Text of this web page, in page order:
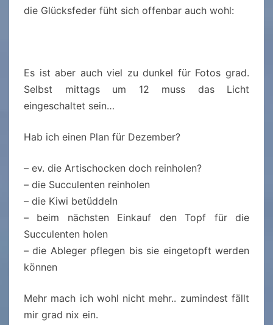
die Glücksfeder füht sich offenbar auch wohl:
Es ist aber auch viel zu dunkel für Fotos grad.
Selbst mittags um 12 muss das Licht
eingeschaltet sein…
Hab ich einen Plan für Dezember?
– ev. die Artischocken doch reinholen?
– die Succulenten reinholen
– die Kiwi betüddeln
– beim nächsten Einkauf den Topf für die
Succulenten holen
– die Ableger pflegen bis sie eingetopft werden
können
Mehr mach ich wohl nicht mehr.. zumindest fällt
mir grad nix ein.